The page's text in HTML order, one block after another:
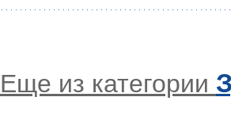
Еще из категории